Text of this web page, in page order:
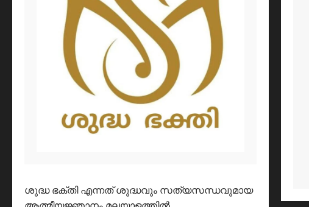
ശുദ്ധ ഭക്തി എന്നത് ശുദ്ധവും സത്യസന്ധവുമായ